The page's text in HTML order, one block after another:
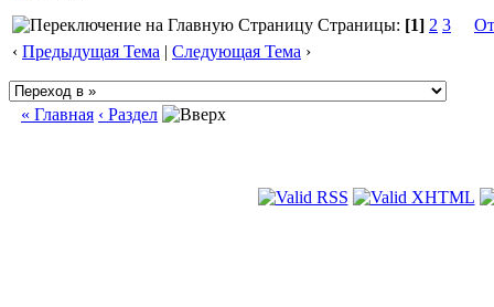
Страницы: [1] 2 3
‹ Предыдущая Тема | Следующая Тема ›
« Главная ‹ Раздел